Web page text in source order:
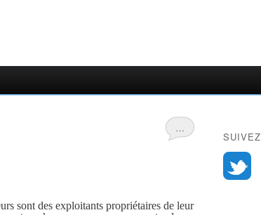
…
sont des exploitants propriétaires de leur